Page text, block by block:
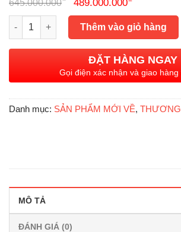
645.000.000
gốc
là:
645.000.000₫.
489.000.000
hiện
tại
là:
Rolex Datejust 126331 MOP (Khảm trai
Thêm vào giỏ hàng
ĐẶT HÀNG NGAY
Gọi điện xác nhận và giao hàng
Danh mục: SẢN PHẨM MỚI VỀ,
MÔ TẢ
ĐÁNH GIÁ (0)